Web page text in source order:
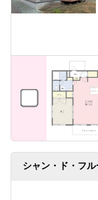
シャン・ド・フ